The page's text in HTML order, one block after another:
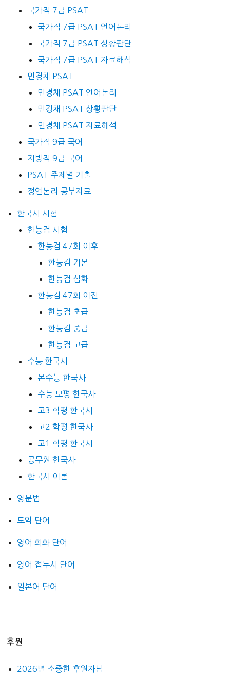
국가직 7급 PSAT
국가직 7급 PSAT 언어논리
국가직 7급 PSAT 상황판단
국가직 7급 PSAT 자료해석
민경채 PSAT
민경채 PSAT 언어논리
민경채 PSAT 상황판단
민경채 PSAT 자료해석
국가직 9급 국어
지방직 9급 국어
PSAT 주제별 기출
정언논리 공부자료
한국사 시험
한능검 시험
한능검 47회 이후
한능검 기본
한능검 심화
한능검 47회 이전
한능검 초급
한능검 중급
한능검 고급
수능 한국사
본수능 한국사
수능 모평 한국사
고3 학평 한국사
고2 학평 한국사
고1 학평 한국사
공무원 한국사
한국사 이론
영문법
토익 단어
영어 회화 단어
영어 접두사 단어
일본어 단어
후원
2026년 소중한 후원자님